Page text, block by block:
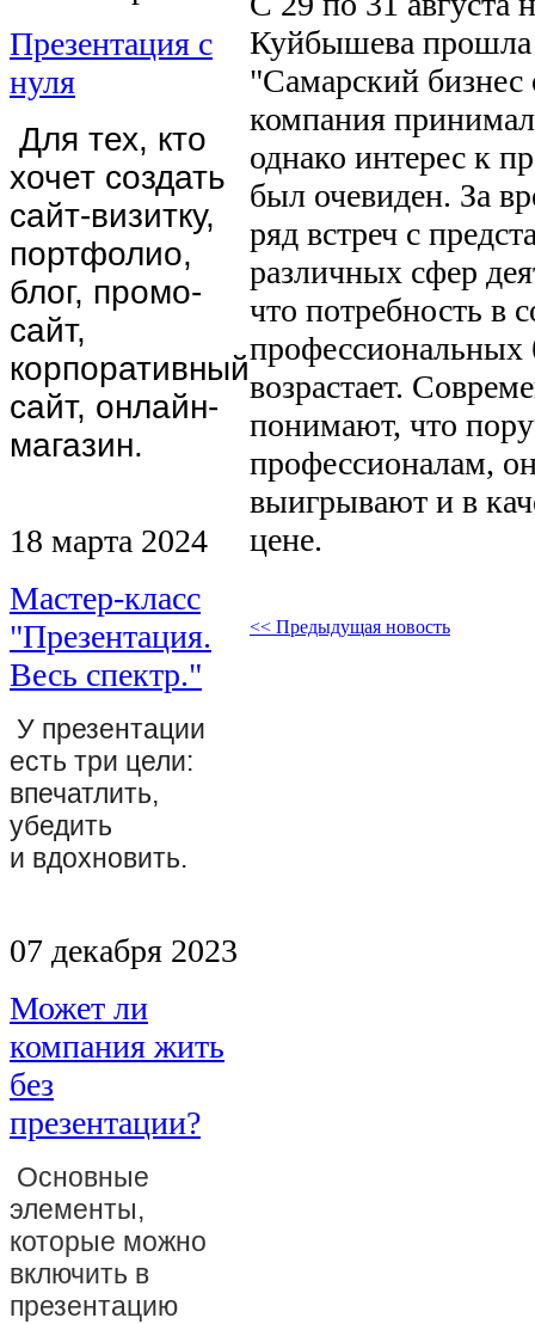
Презентация с
нуля
Для тех, кто
хочет создать
сайт-визитку,
портфолио,
блог, промо-
сайт,
корпоративный
сайт, онлайн-
магазин.
18 марта 2024
Мастер-класс
"Презентация.
Весь спектр."
У презентации
есть три цели:
впечатлить,
убедить
и вдохновить.
07 декабря 2023
Может ли
компания жить
без
презентации?
Основные
элементы,
которые можно
включить в
презентацию
Куйбышева прошла
"Самарский
компания
однако интерес к
был очевиден. За
ряд встреч с
различных сфер
что потребность в
профессиональных
возрастает.
понимают, что
профессионалам,
выигрывают и в
цене.
<< Предыдущая новость